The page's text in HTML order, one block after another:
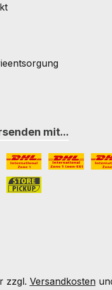
mit...
DHL Paket International
DHL Paket
zzgl. Versandkosten